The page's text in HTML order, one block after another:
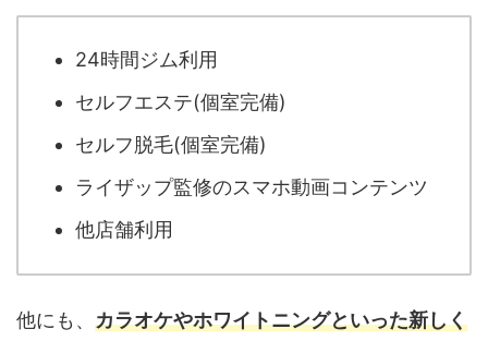
24時間ジム利用
セルフエステ(個室完備)
セルフ脱毛(個室完備)
ライザップ監修のスマホ動画コンテンツ
他店舗利用
他にも、 カラオケやホワイトニングといった新しく